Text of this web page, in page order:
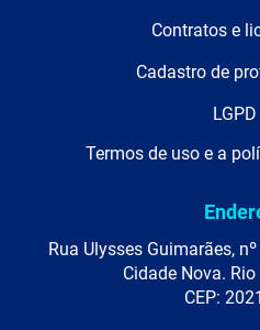
Contratos e
Cadastro de
LGPD
Termos de uso e a
Rua Ulysses Guimarães,
Cidade Nova.
CEP: